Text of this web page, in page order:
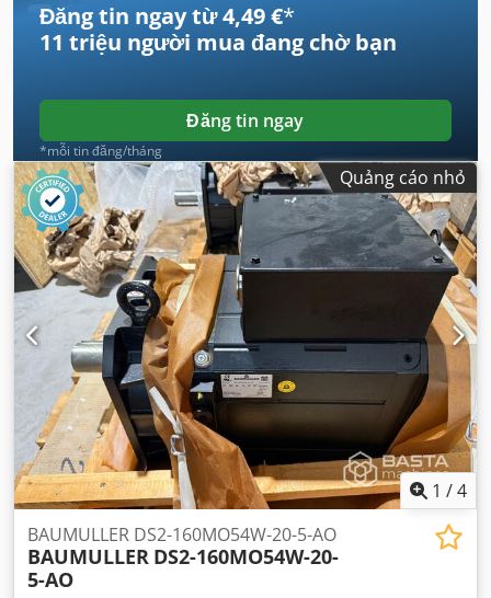
Đăng tin ngay từ 4,49 €*
11 triệu người mua đang chờ bạn
Đăng tin ngay
*mỗi tin đăng/tháng
Quảng cáo nhỏ
1 /4
BAUMULLER DS2-160MO54W-20-5-AO
BAUMULLER DS2-160MO54W-20-
5-AO